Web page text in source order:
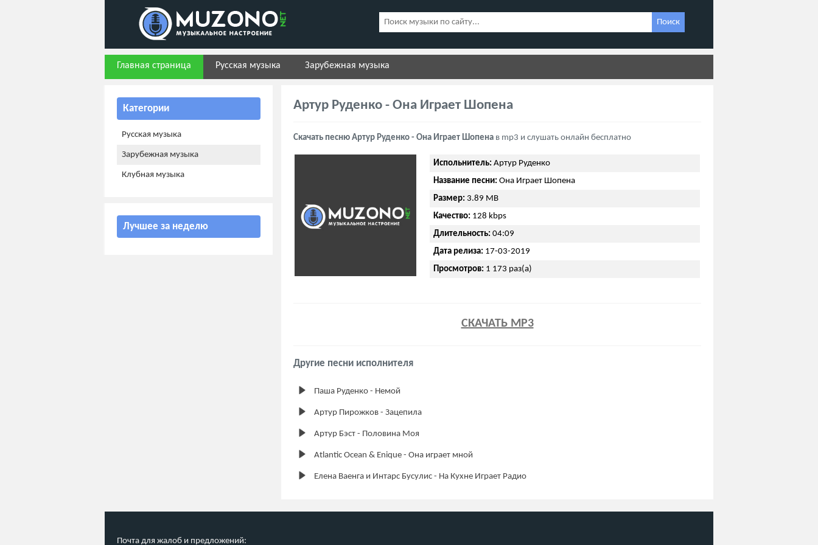
Поиск
Главная страница Русская музыка Зарубежная музыка
Артур Руденко - Она Играет Шопена
Скачать песню Артур Руденко - Она Играет Шопена в mp3 и слушать онлайн бесплатно
Испольнитель: Артур Руденко
Название песни: Она Играет Шопена
Размер: 3.89 MB
Качество: 128 kbps
Длительность: 04:09
Дата релиза: 17-03-2019
Просмотров: 1 173 раз(а)
СКАЧАТЬ MP3
Другие песни исполнителя
Паша Руденко - Немой
Артур Пирожков - Зацепила
Артур Бэст - Половина Моя
Atlantic Ocean & Enique - Она играет мной
Елена Ваенга и Интарс Бусулис - На Кухне Играет Радио
Категории
Русская музыка
Зарубежная музыка
Клубная музыка
Лучшее за неделю
Почта для жалоб и предложений: